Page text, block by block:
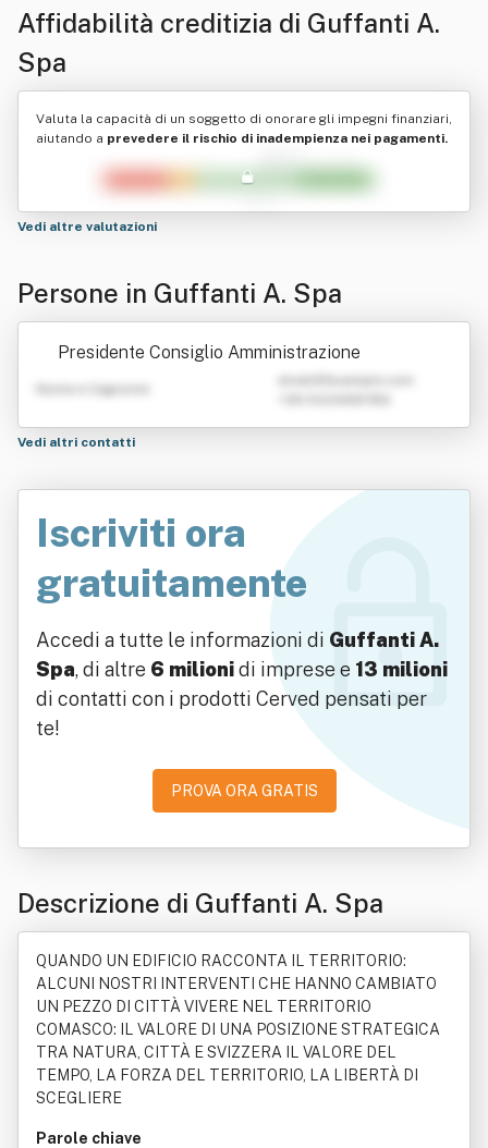
Affidabilità creditizia di Guffanti A.
Spa
Valuta la capacità di un soggetto di onorare gli impegni finanziari,
aiutando a prevedere il rischio di inadempienza nei pagamenti.
Vedi altre valutazioni
Persone in Guffanti A. Spa
Presidente Consiglio Amministrazione
Nome e Cognome
Vedi altri contatti
Iscriviti ora
gratuitamente
Accedi a tutte le informazioni di Guffanti A.
Spa, di altre 6 milionidi imprese e 13 milioni
di contatti con i prodotti Cerved pensati per
te!
PROVA ORA GRATIS
Descrizione di Guffanti A. Spa
QUANDO UN EDIFICIO RACCONTA IL TERRITORIO:
ALCUNI NOSTRI INTERVENTI CHE HANNO CAMBIATO
UN PEZZO DI CITTÀ VIVERE NEL TERRITORIO
COMASCO: IL VALORE DI UNA POSIZIONE STRATEGICA
TRA NATURA, CITTÀ E SVIZZERA IL VALORE DEL
TEMPO, LA FORZA DEL TERRITORIO, LA LIBERTÀ DI
SCEGLIERE
Parole chiave